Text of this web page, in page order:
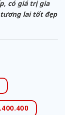
có giá trị gia
lai tốt đẹp